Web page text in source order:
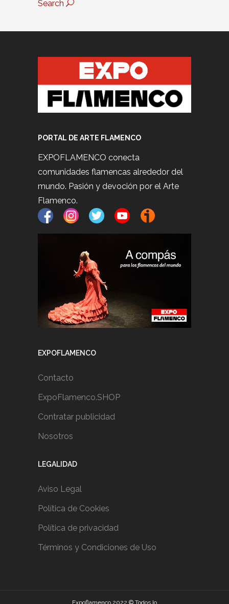
Search
PORTAL DE ARTE FLAMENCO
EXPOFLAMENCO conecta
comunidades flamencas alrededor del
mundo. Pasión y devoción por el Arte
Flamenco.
EXPOFLAMENCO
Contacto
ExpoFlamenco.SHOP
Contratar publicidad
Nosotros
LEGALIDAD
Aviso Legal
Política de Cookies
Política de privacidad
Términos y Condiciones de Uso
Expoflamenco 2022 © Todos lo